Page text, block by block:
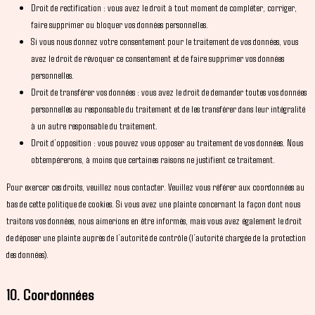
Droit de rectification : vous avez le droit à tout moment de compléter, corriger,
faire supprimer ou bloquer vos données personnelles.
Si vous nous donnez votre consentement pour le traitement de vos données, vous
avez le droit de révoquer ce consentement et de faire supprimer vos données
personnelles.
Droit de transférer vos données : vous avez le droit de demander toutes vos données
personnelles au responsable du traitement et de les transférer dans leur intégralité
à un autre responsable du traitement.
Droit d’opposition : vous pouvez vous opposer au traitement de vos données. Nous
obtempérerons, à moins que certaines raisons ne justifient ce traitement.
Pour exercer ces droits, veuillez nous contacter. Veuillez vous référer aux coordonnées au
bas de cette politique de cookies. Si vous avez une plainte concernant la façon dont nous
traitons vos données, nous aimerions en être informés, mais vous avez également le droit
de déposer une plainte auprès de l’autorité de contrôle (l’autorité chargée de la protection
des données).
10. Coordonnées